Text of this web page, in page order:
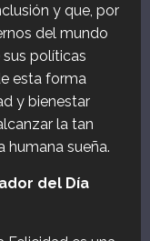
y que, por
del mundo
políticas
esta forma
y bienestar
la tan
humana sueña.
del Día